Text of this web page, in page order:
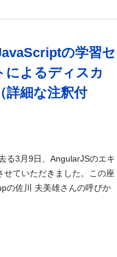
の学習セ
によるディスカ
詳細な注釈付
る3月9日、AngularJSのエキ
せていただきました。この座
の佐川 夫美雄さんの呼びか